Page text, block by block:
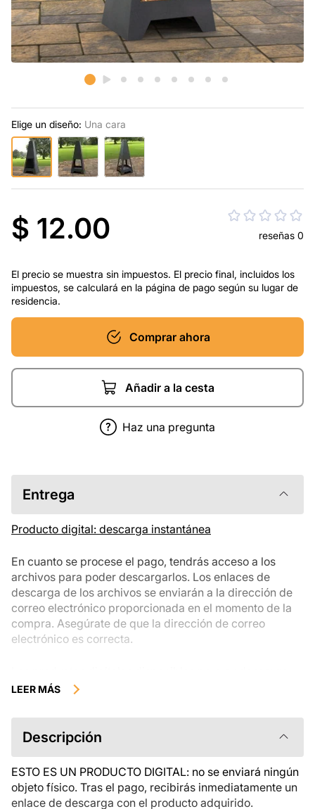
Elige un diseño: Una cara
$ 12.00 reseñas 0
El precio se muestra sin impuestos. El precio final, incluidos los
impuestos, se calculará en la página de pago según su lugar de
residencia.
Comprar ahora
Añadir a la cesta
Haz una pregunta
Entrega
Producto digital: descarga instantánea
En cuanto se procese el pago, tendrás acceso a los
archivos para poder descargarlos. Los enlaces de
descarga de los archivos se enviarán a la dirección de
correo electrónico proporcionada en el momento de la
compra. Asegúrate de que la dirección de correo
electrónico es correcta.
instantánea no se pueden devolver, cambiar ni cancelar
descripción del producto atentamente antes de
comprarlo y que te pongas en contacto con nosotros si
tienes alguna duda. Si tienes problemas con el pedido,
ponte en contacto directamente con el vendedor.
LEER MÁS
Descripción
ESTO ES UN PRODUCTO DIGITAL: no se enviará ningún
objeto físico. Tras el pago, recibirás inmediatamente un
enlace de descarga con el producto adquirido.